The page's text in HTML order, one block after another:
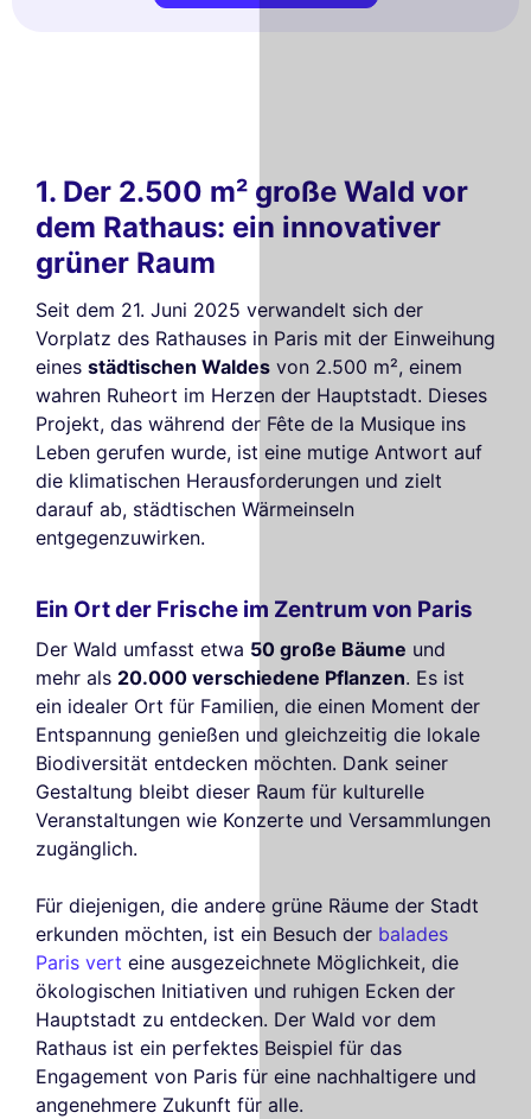
1. Der 2.500 m² große Wald vor
dem Rathaus: ein innovativer
grüner Raum
Seit dem 21. Juni 2025 verwandelt sich der
Vorplatz des Rathauses in Paris mit der Einweihung
eines städtischen Waldes von 2.500 m², einem
wahren Ruheort im Herzen der Hauptstadt. Dieses
Projekt, das während der Fête de la Musique ins
Leben gerufen wurde, ist eine mutige Antwort auf
die klimatischen Herausforderungen und zielt
darauf ab, städtischen Wärmeinseln
entgegenzuwirken.
Ein Ort der Frische im Zentrum von Paris
Der Wald umfasst etwa 50 große Bäume und
mehr als 20.000 verschiedene Pflanzen. Es ist
ein idealer Ort für Familien, die einen Moment der
Entspannung genießen und gleichzeitig die lokale
Biodiversität entdecken möchten. Dank seiner
Gestaltung bleibt dieser Raum für kulturelle
Veranstaltungen wie Konzerte und Versammlungen
zugänglich.
Für diejenigen, die andere grüne Räume der Stadt
erkunden möchten, ist ein Besuch der balades
Paris vert eine ausgezeichnete Möglichkeit, die
ökologischen Initiativen und ruhigen Ecken der
Hauptstadt zu entdecken. Der Wald vor dem
Rathaus ist ein perfektes Beispiel für das
Engagement von Paris für eine nachhaltigere und
angenehmere Zukunft für alle.